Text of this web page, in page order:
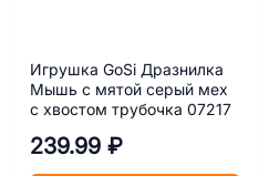
Игрушка GoSi Дразнилка
Мышь с мятой серый мех
с хвостом трубочка 07217
239.99 ₽